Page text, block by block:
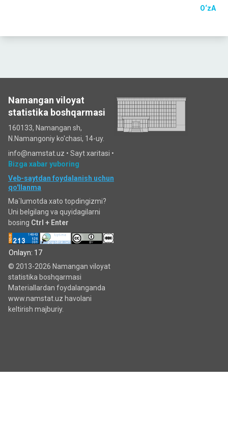
O‘zA
Namangan viloyat
statistika boshqarmasi
160133, Namangan sh,
N.Namangoniy ko'chasi, 14-uy.
info@namstat.uz • Sayt xaritasi •
Bizga xabar yuboring
Veb-saytdan foydalanish uchun
qo'llanma
Ma`lumotda xato topdingizmi?
Uni belgilang va quyidagilarni
bosing Ctrl + Enter
Onlayn: 17
© 2013-2026 Namangan viloyat
statistika boshqarmasi
Materiallardan foydalanganda
www.namstat.uz havolani
keltirish majburiy.